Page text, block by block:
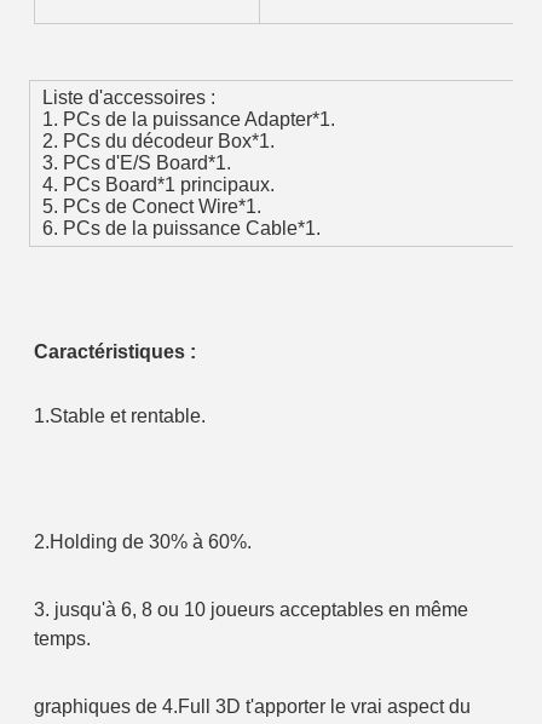
Liste d'accessoires :
1. PCs de la puissance Adapter*1.
2. PCs du décodeur Box*1.
3. PCs d'E/S Board*1.
4. PCs Board*1 principaux.
5. PCs de Conect Wire*1.
6. PCs de la puissance Cable*1.
Caractéristiques :
1.Stable et rentable.
2.Holding de 30% à 60%.
3. jusqu'à 6, 8 ou 10 joueurs acceptables en même
temps.
graphiques de 4.Full 3D t'apporter le vrai aspect du